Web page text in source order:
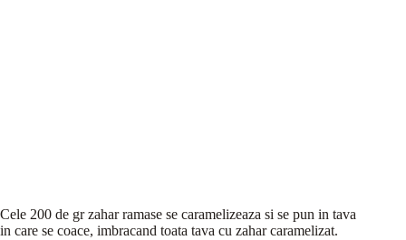
Cele 200 de gr zahar ramase se caramelizeaza si se pun in tava
in care se coace, imbracand toata tava cu zahar caramelizat.